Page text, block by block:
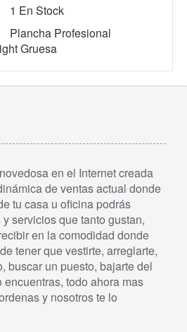
1 En Stock
Plancha Profesional
Gruesa
en el Internet creada
de ventas actual donde
tu casa u oficina podrás
servicios que tanto gustan,
en la comodidad donde
tener que vestirte, arreglarte,
buscar un puesto, bajarte del
todo ahora mas
y nosotros te lo